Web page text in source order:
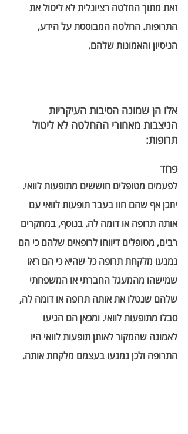
זאת מתוך החלטה רציונלית לא ליטול את
התרופות. החלטה המבוססת על הידע,
הניסיון והאמונות שלהם.
אלו הן שמונה הסיבות העיקריות
הניצבות מאחורי ההחלטה לא ליטול
תרופות:
פחד
לפעמים מטופלים חוששים מתופעות לוואי.
יתכן אף שהם חוו בעבר תופעות לוואי עם
אותה תרופה או דומה לה. בנוסף, במחקרים
רבים, מטופלים דיווחו לרופאים שלהם כי הם
נמנעו מלקחת תרופה כל שהיא כי הם ראו
שמישהו מהמעגל החברתי או המשפחתי
שלהם שנטלו את אותה תרופה או דומה לה,
סבלו מתופעות לוואי. ומכאן הם הגיעו
לאמונה שהמקור לאותן תופעות לוואי היו
התרופה ולכן נמנעו בעצמם מלקחת אותה.